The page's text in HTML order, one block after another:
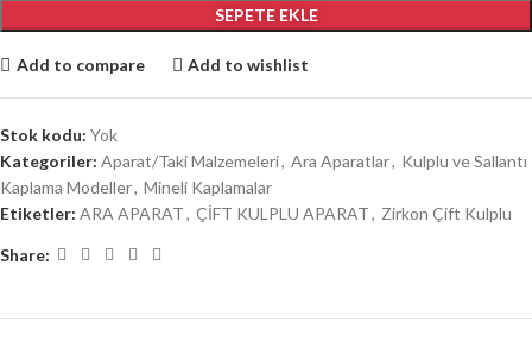
SEPETE EKLE
Add to compare Add to wishlist
Stok kodu: Yok
Kategoriler: Aparat/Taki Malzemeleri, Ara Aparatlar, Kulplu ve Sallantı
Kaplama Modeller, Mineli Kaplamalar
Etiketler: ARA APARAT, ÇİFT KULPLU APARAT, Zirkon Çift Kulplu
Share: